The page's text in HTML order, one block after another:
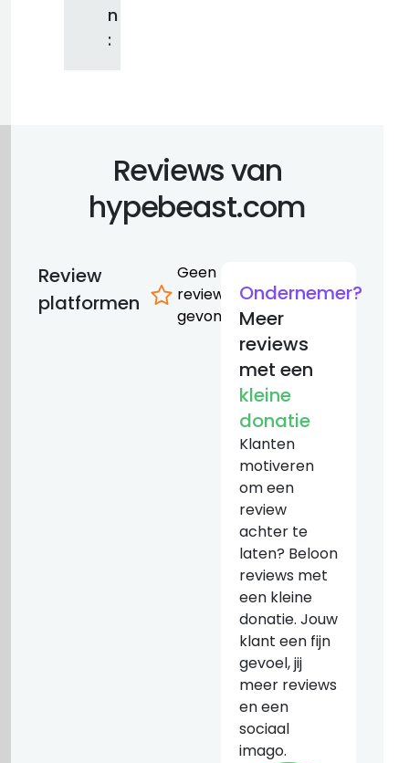
n
:
Reviews van
hypebeast.com
Review
platformen
Geen
reviews
gevonden
Ondernemer?
Meer
reviews
met een
kleine
donatie
Klanten
motiveren
om een
review
achter te
laten? Beloon
reviews met
een kleine
donatie. Jouw
klant een fijn
gevoel, jij
meer reviews
en een
sociaal
imago.